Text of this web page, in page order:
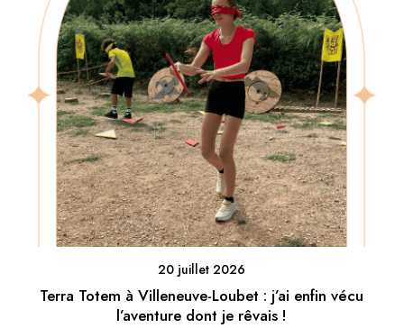
20 juillet 2026
Terra Totem à Villeneuve-Loubet : j’ai enfin vécu
l’aventure dont je rêvais !